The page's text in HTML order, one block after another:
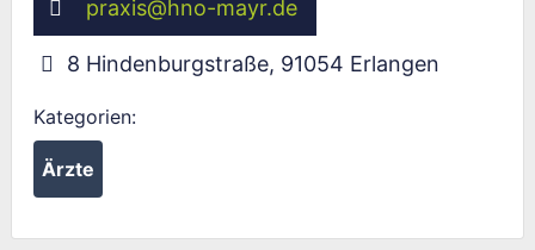
praxis@hno-mayr.de
8 Hindenburgstraße, 91054 Erlangen
Kategorien:
Ärzte